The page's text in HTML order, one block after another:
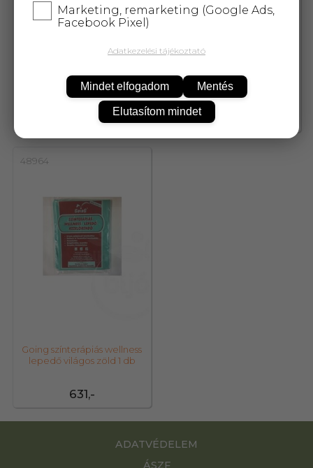
Going színterápiás wellness
lepedő sárga 1 db
Going színterápiás wellness
lepedő világos kék 1 db
48964
631,-
Going színterápiás wellness
lepedő világos zöld 1 db
ADATVÉDELEM
ÁSZF
Marketing, remarketing (Google Ads,
Facebook Pixel)
Adatkezelési tájékoztató
Mindet elfogadom Mentés
Elutasítom mindet